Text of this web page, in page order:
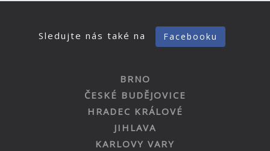
Sledujte nás také na Facebooku
BRNO
ČESKÉ BUDĚJOVICE
HRADEC KRÁLOVÉ
JIHLAVA
KARLOVY VARY